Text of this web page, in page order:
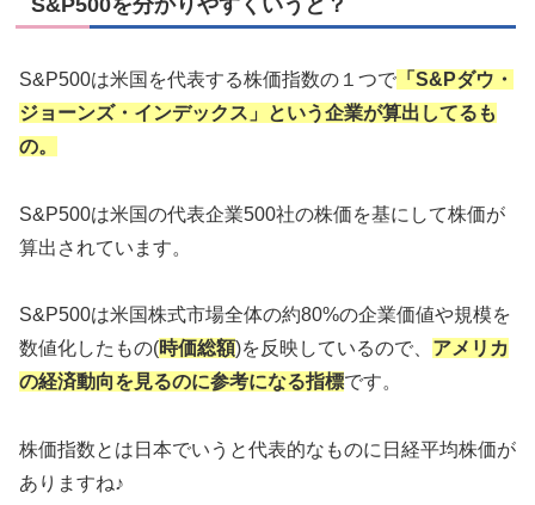
S&P500は米国を代表する株価指数の１つで 「S&Pダウ・
ジョーンズ・インデックス」という企業が算出してるも
の。
S&P500は米国の代表企業500社の株価を基にして株価が
算出されています。
S&P500は米国株式市場全体の約80%の企業価値や規模を
数値化したもの(時価総額)を反映しているので、 アメリカ
の経済動向を見るのに参考になる指標です。
株価指数とは日本でいうと代表的なものに日経平均株価が
ありますね♪